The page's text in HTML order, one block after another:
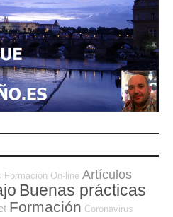
Formación On-line Artículos
Buenas prácticas
Formación Coronavirus